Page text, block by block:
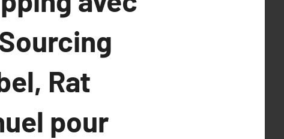
Rat
pour